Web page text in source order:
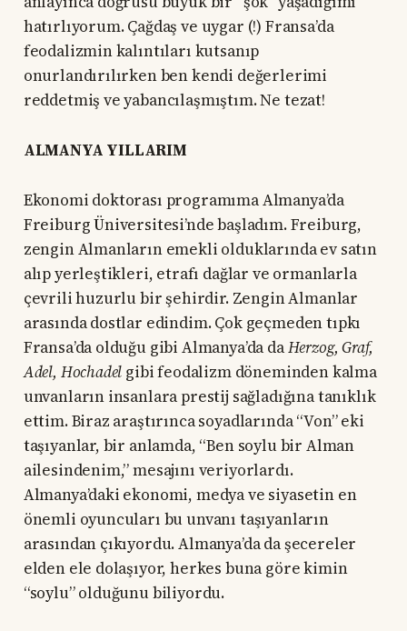
hatırlıyorum. Çağdaş ve uygar (!) Fransa’da
feodalizmin kalıntıları kutsanıp
onurlandırılırken ben kendi değerlerimi
reddetmiş ve yabancılaşmıştım. Ne tezat!
ALMANYA YILLARIM
Ekonomi doktorası programıma Almanya’da
Freiburg Üniversitesi’nde başladım. Freiburg,
zengin Almanların emekli olduklarında ev satın
alıp yerleştikleri, etrafı dağlar ve ormanlarla
çevrili huzurlu bir şehirdir. Zengin Almanlar
arasında dostlar edindim. Çok geçmeden tıpkı
Fransa’da olduğu gibi Almanya’da daHerzog, Graf,
Adel, Hochadel gibi feodalizm döneminden kalma
unvanların insanlara prestij sağladığına tanıklık
ettim. Biraz araştırınca soyadlarında “Von” eki
taşıyanlar, bir anlamda, “Ben soylu bir Alman
ailesindenim,” mesajını veriyorlardı.
Almanya’daki ekonomi, medya ve siyasetin en
önemli oyuncuları bu unvanı taşıyanların
arasından çıkıyordu. Almanya’da da şecereler
elden ele dolaşıyor, herkes buna göre kimin
“soylu” olduğunu biliyordu.